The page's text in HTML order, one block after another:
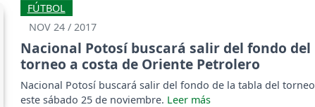
FÚTBOL
NOV 24 / 2017
Nacional Potosí buscará salir del fondo del
torneo a costa de Oriente Petrolero
Nacional Potosí buscará salir del fondo de la tabla del torneo
este sábado 25 de noviembre.